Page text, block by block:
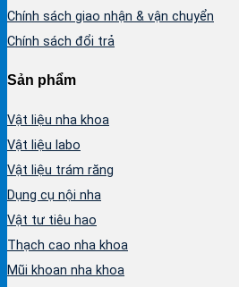
Chính sách giao nhận & vận chuyển
Chính sách đổi trả
Sản phẩm
Vật liệu nha khoa
Vật liệu labo
Vật liệu trám răng
Dụng cụ nội nha
Vật tư tiêu hao
Thạch cao nha khoa
Mũi khoan nha khoa